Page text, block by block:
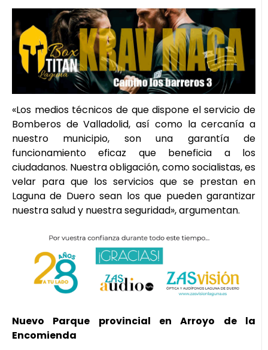
«Los medios técnicos de que dispone el servicio de
Bomberos de Valladolid, así como la cercanía a
nuestro municipio, son una garantía de
funcionamiento eficaz que beneficia a los
ciudadanos. Nuestra obligación, como socialistas, es
velar para que los servicios que se prestan en
Laguna de Duero sean los que pueden garantizar
nuestra salud y nuestra seguridad», argumentan.
Nuevo Parque provincial en Arroyo de la
Encomienda